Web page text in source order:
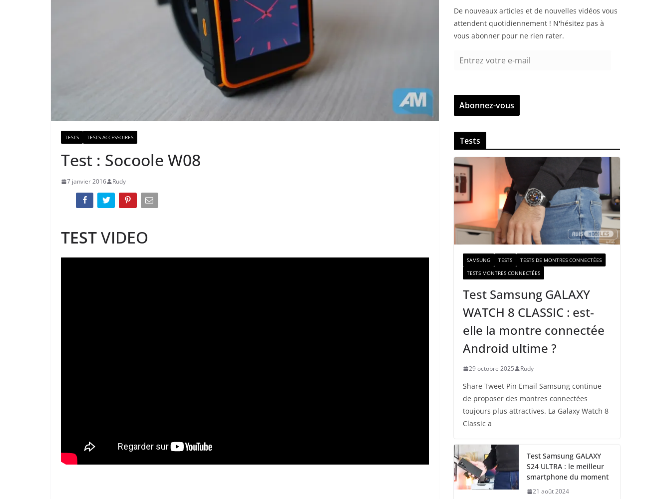
TESTS TESTS ACCESSOIRES
Test : Socoole W08
7 janvier 2016 Rudy
TESTVIDEO
De nouveaux articles et de nouvelles vidéos vous
attendent quotidiennement ! N'hésitez pas à
vous abonner pour ne rien rater.
r
z
v
t
r
e
e
-
a
i
Abonnez-vous
Tests
SAMSUNG TESTS
TESTS DE MONTRES CONNECTÉES
TESTS MONTRES CONNECTÉES
Test Samsung GALAXY
WATCH 8 CLASSIC : est-
elle la montre connectée
Android ultime ?
29 octobre 2025 Rudy
Share Tweet Pin Email Samsung continue
de proposer des montres connectées
toujours plus attractives. La Galaxy Watch 8
Classic a
Test Samsung GALAXY
S24 ULTRA : le meilleur
smartphone du moment
21 août 2024